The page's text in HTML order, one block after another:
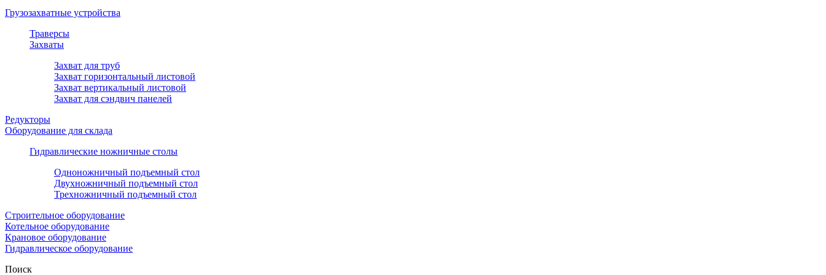
Грузозахватные устройства
Траверсы
Захваты
Захват для труб
Захват горизонтальный листовой
Захват вертикальный листовой
Захват для сэндвич панелей
Редукторы
Оборудование для склада
Гидравлические ножничные столы
Одноножничный подъемный стол
Двухножничный подъемный стол
Трехножничный подъемный стол
Строительное оборудование
Котельное оборудование
Крановое оборудование
Гидравлическое оборудование
Поиск